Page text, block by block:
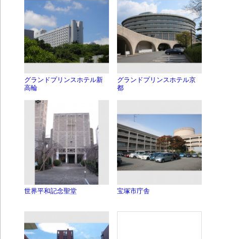
グランドプリンスホテル新
高輪
グランドプリンスホテル京
都
世界平和記念聖堂 宝塚市庁舎